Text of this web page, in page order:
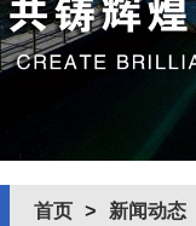
首页 > 新闻动态